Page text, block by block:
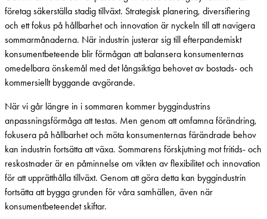
företag säkerställa stadig tillväxt. Strategisk planering, diversifiering
och ett fokus på hållbarhet och innovation är nyckeln till att navigera
sommarmånaderna. När industrin justerar sig till efterpandemiskt
konsumentbeteende blir förmågan att balansera konsumenternas
omedelbara önskemål med det långsiktiga behovet av bostads- och
kommersiellt byggande avgörande.
När vi går längre in i sommaren kommer byggindustrins
anpassningsförmåga att testas. Men genom att omfamna förändring,
fokusera på hållbarhet och möta konsumenternas färändrade behov
kan industrin fortsätta att växa. Sommarens förskjutning mot fritids- och
reskostnader är en påminnelse om vikten av flexibilitet och innovation
för att upprätthålla tillväxt. Genom att göra detta kan byggindustrin
fortsätta att bygga grunden för våra samhällen, även när
konsumentbeteendet skiftar.